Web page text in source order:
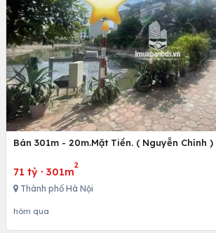
Bán 301m - 20m.Mặt Tiền. ( Nguyễn Chính
71 tỷ · 301m
2
Thành phố Hà Nội
hôm qua